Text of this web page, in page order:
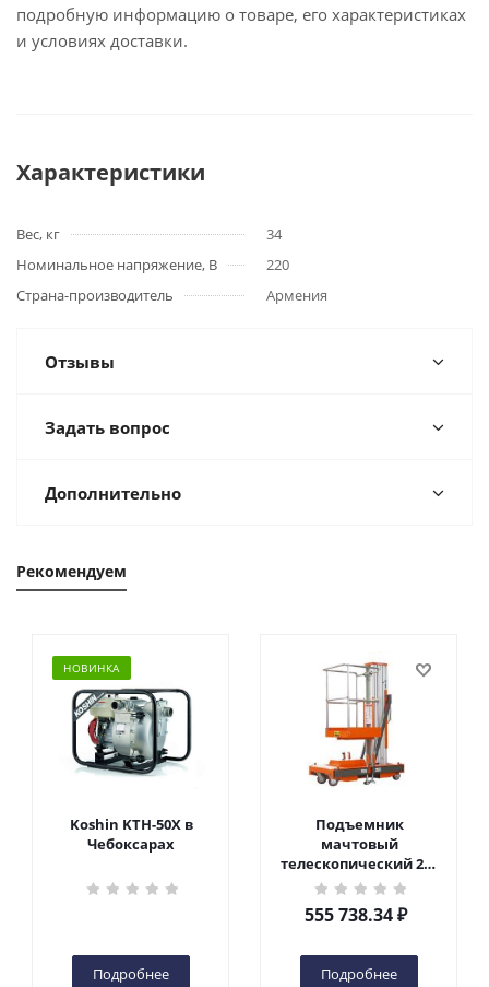
подробную информацию о товаре, его характеристиках
и условиях доставки.
Характеристики
Вес, кг
34
Номинальное напряжение, В
220
Страна-производитель
Армения
Отзывы
Задать вопрос
Дополнительно
Рекомендуем
НОВИНКА
Koshin KTH-50X в
Чебоксарах
Подробнее
Подъемник
мачтовый
телескопический 200
кг 6 м TOR GTWY6-200S
DC 2-мачтовый
(автономный) (G) в
555 738.34₽
Подробнее